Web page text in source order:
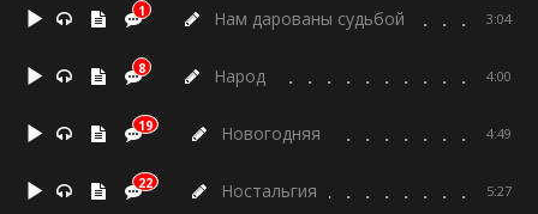
1 Нам дарованы судьбой 3:04
8 Народ 4:00
19 Новогодняя 4:49
22 Ностальгия 5:27